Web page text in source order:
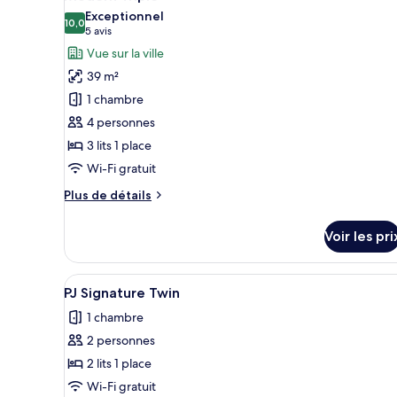
in
Seoul)
Chambre
Double,
vue
ville
(Bigger
than
most
in
Seoul)
toutes
les
photos
pour
ce
type
de
chambre :
Modern
Triple
10,010,0 sur 10
Exceptionnel
5 avis
(5 avis)
Vue sur la ville
39 m²
1 chambre
4 personnes
3 lits 1 place
Wi-Fi gratuit
Plus de détails
Plus
le
type
de
chambre
Modern
Triple
Voir les
Afficher
toutes
les
photos
pour
ce
Une chambre d’hôtel avec
5
PJ Signature Twin
1 chambre
2 personnes
2 lits 1 place
Wi-Fi gratuit